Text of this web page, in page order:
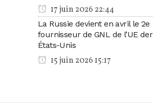
17 juin 2026 22:44
La Russie devient en avril le 2e
fournisseur de GNL de l’UE
États-Unis
15 juin 2026 15:17